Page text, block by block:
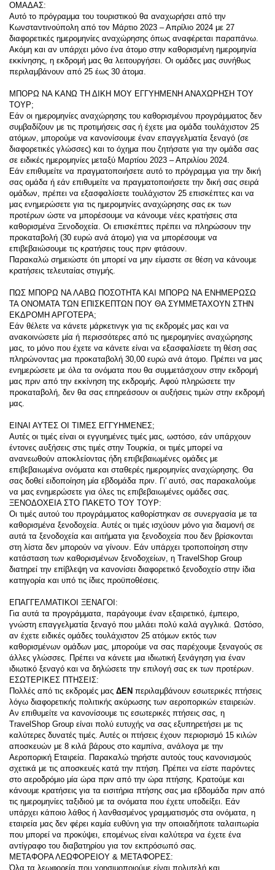
ΟΜΑΔΑΣ:
Αυτό το πρόγραμμα του τουριστικού θα αναχωρήσει από την
Κωνσταντινούπολη από τον Μάρτιο 2023 – Απρίλιο 2024 με 27
διαφορετικές ημερομηνίες αναχώρησης όπως αναφέρεται παραπάνω.
Ακόμη και αν υπάρχει μόνο ένα άτομο στην καθορισμένη ημερομηνία
εκκίνησης, η εκδρομή μας θα λειτουργήσει. Οι ομάδες μας συνήθως
περιλαμβάνουν από 25 έως 30 άτομα.
ΜΠΟΡΩ ΝΑ ΚΑΝΩ ΤΗ ΔΙΚΗ ΜΟΥ ΕΓΓΥΗΜΕΝΗ ΑΝΑΧΩΡΗΣΗ ΤΟΥ
ΤΟΥΡ;
Εάν οι ημερομηνίες αναχώρησης του καθορισμένου προγράμματος δεν
συμβαδίζουν με τις προτιμήσεις σας ή έχετε μια ομάδα τουλάχιστον 25
ατόμων, μπορούμε να κανονίσουμε έναν επαγγελματία ξεναγό (σε
διαφορετικές γλώσσες) και το όχημα ​​που ζητήσατε για την ομάδα σας
σε ειδικές ημερομηνίες μεταξύ Μαρτίου 2023 – Απριλίου 2024.
Εάν επιθυμείτε να πραγματοποιήσετε αυτό το πρόγραμμα για την δική
σας ομάδα ή εάν επιθυμείτε να πραγματοποιήσετε την δική σας σειρά
ομάδων, πρέπει να εξασφαλίσετε τουλάχιστον 25 επισκέπτες και να
μας ενημερώσετε για τις ημερομηνίες αναχώρησης σας εκ των
προτέρων ώστε να μπορέσουμε να κάνουμε νέες κρατήσεις στα
καθορισμένα Ξενοδοχεία. Οι επισκέπτες πρέπει να πληρώσουν την
προκαταβολή (30 ευρώ ανά άτομο) για να μπορέσουμε να
επιβεβαιώσουμε τις κρατήσεις τους πριν φτάσουν.
Παρακαλώ σημειώστε ότι μπορεί να μην είμαστε σε θέση να κάνουμε
κρατήσεις τελευταίας στιγμής.
ΠΩΣ ΜΠΟΡΩ ΝΑ ΛΑΒΩ ΠΟΣΟΤΗΤΑ ΚΑΙ ΜΠΟΡΩ ΝΑ ΕΝΗΜΕΡΩΣΩ
ΤΑ ΟΝΟΜΑΤΑ ΤΩΝ ΕΠΙΣΚΕΠΤΩΝ ΠΟΥ ΘΑ ΣΥΜΜΕΤΑΧΟΥΝ ΣΤΗΝ
ΕΚΔΡΟΜΗ ΑΡΓΟΤΕΡΑ;
Εάν θέλετε να κάνετε μάρκετινγκ για τις εκδρομές μας και να
ανακοινώσετε μία ή περισσότερες από τις ημερομηνίες αναχώρησης
μας, το μόνο που έχετε να κάνετε είναι να εξασφαλίσετε τη θέση σας
πληρώνοντας μια προκαταβολή 30,00 ευρώ ανά άτομο. Πρέπει να μας
ενημερώσετε με όλα τα ονόματα που θα συμμετάσχουν στην εκδρομή
μας πριν από την εκκίνηση της εκδρομής. Αφού πληρώσετε την
προκαταβολή, δεν θα σας επηρεάσουν οι αυξήσεις τιμών στην εκδρομή
μας.
ΕΙΝΑΙ ΑΥΤΕΣ ΟΙ ΤΙΜΕΣ ΕΓΓΥΗΜΕΝΕΣ;
Αυτές οι τιμές είναι οι εγγυημένες τιμές μας, ωστόσο, εάν υπάρχουν
έντονες αυξήσεις στις τιμές στην Τουρκία, οι τιμές μπορεί να
ανανεωθούν αποκλείοντας ήδη επιβεβαιωμένες ομάδες με
επιβεβαιωμένα ονόματα και σταθερές ημερομηνίες αναχώρησης. Θα
σας δοθεί ειδοποίηση μία εβδομάδα πριν. Γι' αυτό, σας παρακαλούμε
να μας ενημερώσετε για όλες τις επιβεβαιωμένες ομάδες σας.
ΞΕΝΟΔΟΧΕΙΑ ΣΤΟ ΠΑΚΕΤΟ ΤΟΥ ΤΟΥΡ:
Οι τιμές αυτού του προγράμματος καθορίστηκαν σε συνεργασία με τα
καθορισμένα ξενοδοχεία. Αυτές οι τιμές ισχύουν μόνο για διαμονή σε
αυτά τα ξενοδοχεία και αιτήματα για ξενοδοχεία που δεν βρίσκονται
στη λίστα δεν μπορούν να γίνουν. Εάν υπάρχει τροποποίηση στην
κατάσταση των καθορισμένων ξενοδοχείων, η TravelShop Group
διατηρεί την επίβλεψη να κανονίσει διαφορετικό ξενοδοχείο στην ίδια
κατηγορία και υπό τις ίδιες προϋποθέσεις.
ΕΠΑΓΓΕΛΜΑΤΙΚΟΙ ΞΕΝΑΓΟΙ:
Για αυτά τα προγράμματα, παράγουμε έναν εξαιρετικό, έμπειρο,
γνώστη επαγγελματία ξεναγό που μιλάει πολύ καλά αγγλικά. Ωστόσο,
αν έχετε ειδικές ομάδες τουλάχιστον 25 ατόμων εκτός των
καθορισμένων ομάδων μας, μπορούμε να σας παρέχουμε ξεναγούς σε
άλλες γλώσσες. Πρέπει να κάνετε μια ιδιωτική ξενάγηση για έναν
ιδιωτικό ξεναγό και να δηλώσετε την επιλογή σας εκ των προτέρων.
ΕΣΩΤΕΡΙΚΕΣ ΠΤΗΣΕΙΣ:
Πολλές από τις εκδρομές μας ΔΕΝ περιλαμβάνουν εσωτερικές πτήσεις
λόγω διαφορετικής πολιτικής ακύρωσης των αεροπορικών εταιρειών.
Αν επιθυμείτε να κανονίσουμε τις εσωτερικές πτήσεις σας, η
TravelShop Group είναι πολύ ευτυχής να σας εξυπηρετήσει με τις
καλύτερες δυνατές τιμές. Αυτές οι πτήσεις έχουν περιορισμό 15 κιλών
αποσκευών με 8 κιλά βάρους στο καμπίνα, ανάλογα με την
Αεροπορική Εταιρεία. Παρακαλώ τηρήστε αυτούς τους κανονισμούς
σχετικά με τις αποσκευές κατά την πτήση. Πρέπει να είστε παρόντες
στο αεροδρόμιο μία ώρα πριν από την ώρα πτήσης. Κρατούμε και
κάνουμε κρατήσεις για τα εισιτήρια πτήσης σας μια εβδομάδα πριν από
τις ημερομηνίες ταξιδιού με τα ονόματα που έχετε υποδείξει. Εάν
υπάρχει κάποιο λάθος ή λανθασμένος γραμματισμός στα ονόματα, η
εταιρεία μας δεν φέρει καμία ευθύνη για την οποιαδήποτε ταλαιπωρία
που μπορεί να προκύψει, επομένως είναι καλύτερα να έχετε ένα
αντίγραφο του διαβατηρίου για τον εκπρόσωπό σας.
ΜΕΤΑΦΟΡΑ ΛΕΩΦΟΡΕΙΟΥ & ΜΕΤΑΦΟΡΕΣ:
Όλα τα λεωφορεία που χρησιμοποιούμε είναι πολυτελή και